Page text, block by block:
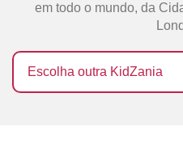
em todo o mundo, da